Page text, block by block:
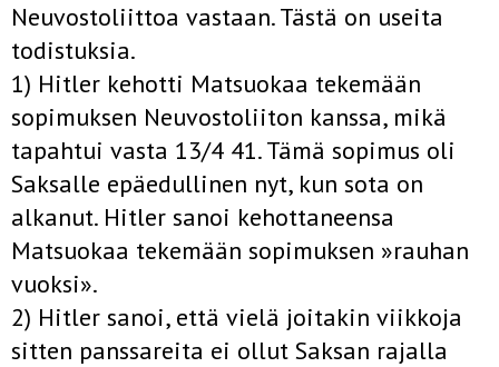
Neuvostoliittoa vastaan. Tästä on useita
todistuksia.
1) Hitler kehotti Matsuokaa tekemään
sopimuksen Neuvostoliiton kanssa, mikä
tapahtui vasta 13/4 41. Tämä sopimus oli
Saksalle epäedullinen nyt, kun sota on
alkanut. Hitler sanoi kehottaneensa
Matsuokaa tekemään sopimuksen »rauhan
vuoksi».
2) Hitler sanoi, että vielä joitakin viikkoja
sitten panssareita ei ollut Saksan rajalla